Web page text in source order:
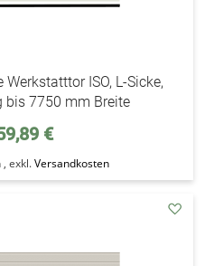
ISO, L-Sicke,
bis 7750 mm Breite
€
, exkl.Versandkosten